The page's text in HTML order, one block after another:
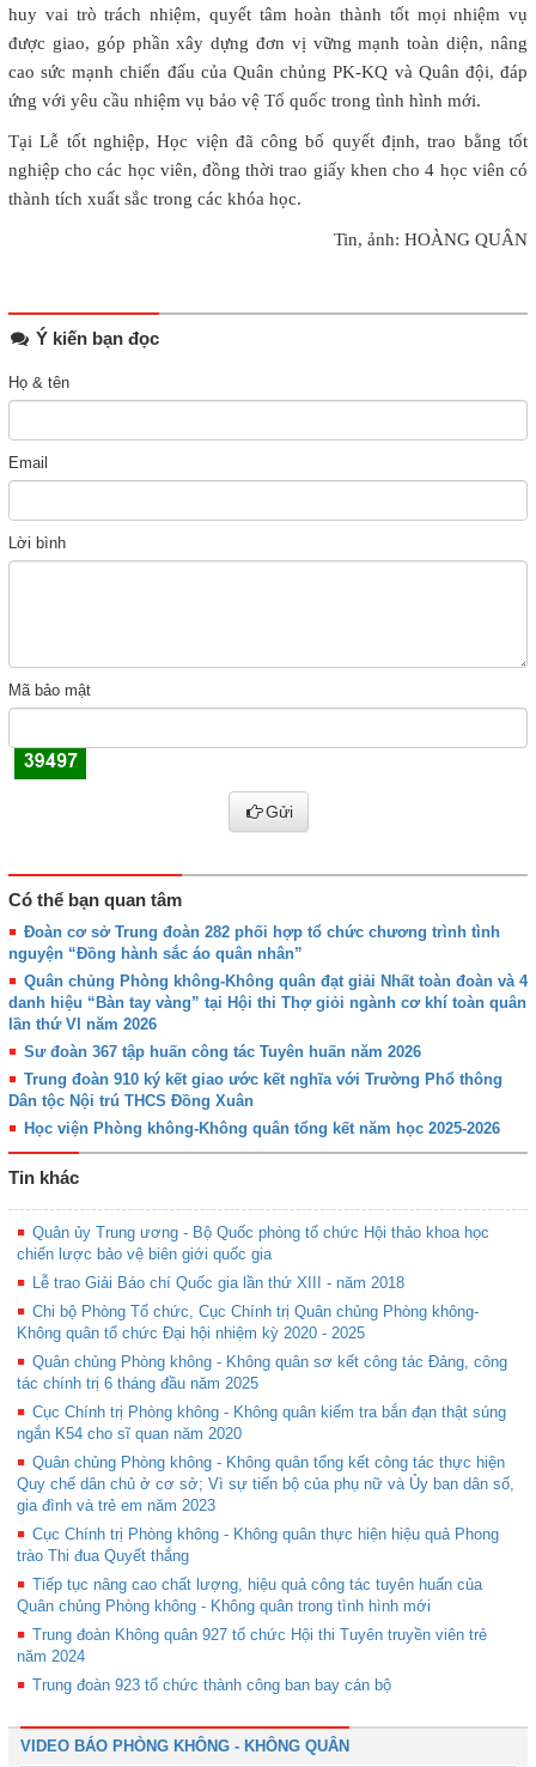
huy vai trò trách nhiệm, quyết tâm hoàn thành tốt mọi nhiệm vụ
được giao, góp phần xây dựng đơn vị vững mạnh toàn diện, nâng
cao sức mạnh chiến đấu của Quân chủng PK-KQ và Quân đội, đáp
ứng với yêu cầu nhiệm vụ bảo vệ Tổ quốc trong tình hình mới.
Tại Lễ tốt nghiệp, Học viện đã công bố quyết định, trao bằng tốt
nghiệp cho các học viên, đồng thời trao giấy khen cho 4 học viên có
thành tích xuất sắc trong các khóa học.
Tin, ảnh: HOÀNG QUÂN
Ý kiến bạn đọc
Họ & tên
Email
Lời bình
Mã bảo mật
Gửi
Có thể bạn quan tâm
Đoàn cơ sở Trung đoàn 282 phối hợp tổ chức chương trình tình
nguyện “Đồng hành sắc áo quân nhân”
Quân chủng Phòng không-Không quân đạt giải Nhất toàn đoàn và 4
danh hiệu “Bàn tay vàng” tại Hội thi Thợ giỏi ngành cơ khí toàn quân
lần thứ VI năm 2026
Sư đoàn 367 tập huấn công tác Tuyên huấn năm 2026
Trung đoàn 910 ký kết giao ước kết nghĩa với Trường Phổ thông
Dân tộc Nội trú THCS Đồng Xuân
Học viện Phòng không-Không quân tổng kết năm học 2025-2026
Tin khác
Quân ủy Trung ương - Bộ Quốc phòng tổ chức Hội thảo khoa học
chiến lược bảo vệ biên giới quốc gia
Lễ trao Giải Báo chí Quốc gia lần thứ XIII - năm 2018
Chi bộ Phòng Tổ chức, Cục Chính trị Quân chủng Phòng không-
Không quân tổ chức Đại hội nhiệm kỳ 2020 - 2025
Quân chủng Phòng không - Không quân sơ kết công tác Đảng, công
tác chính trị 6 tháng đầu năm 2025
Cục Chính trị Phòng không - Không quân kiểm tra bắn đạn thật súng
ngắn K54 cho sĩ quan năm 2020
Quân chủng Phòng không - Không quân tổng kết công tác thực hiện
Quy chế dân chủ ở cơ sở; Vì sự tiến bộ của phụ nữ và Ủy ban dân số,
gia đình và trẻ em năm 2023
Cục Chính trị Phòng không - Không quân thực hiện hiệu quả Phong
trào Thi đua Quyết thắng
Tiếp tục nâng cao chất lượng, hiệu quả công tác tuyên huấn của
Quân chủng Phòng không - Không quân trong tình hình mới
Trung đoàn Không quân 927 tổ chức Hội thi Tuyên truyền viên trẻ
năm 2024
Trung đoàn 923 tổ chức thành công ban bay cán bộ
VIDEO BÁO PHÒNG KHÔNG - KHÔNG QUÂN